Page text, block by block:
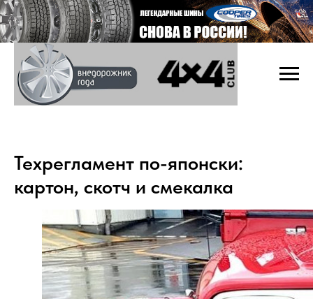
Техрегламент по-японски:
картон, скотч и смекалка